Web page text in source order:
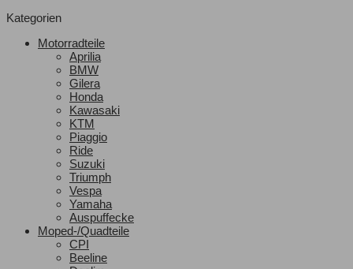
Kategorien
Motorradteile
Aprilia
BMW
Gilera
Honda
Kawasaki
KTM
Piaggio
Ride
Suzuki
Triumph
Vespa
Yamaha
Auspuffecke
Moped-/Quadteile
CPI
Beeline